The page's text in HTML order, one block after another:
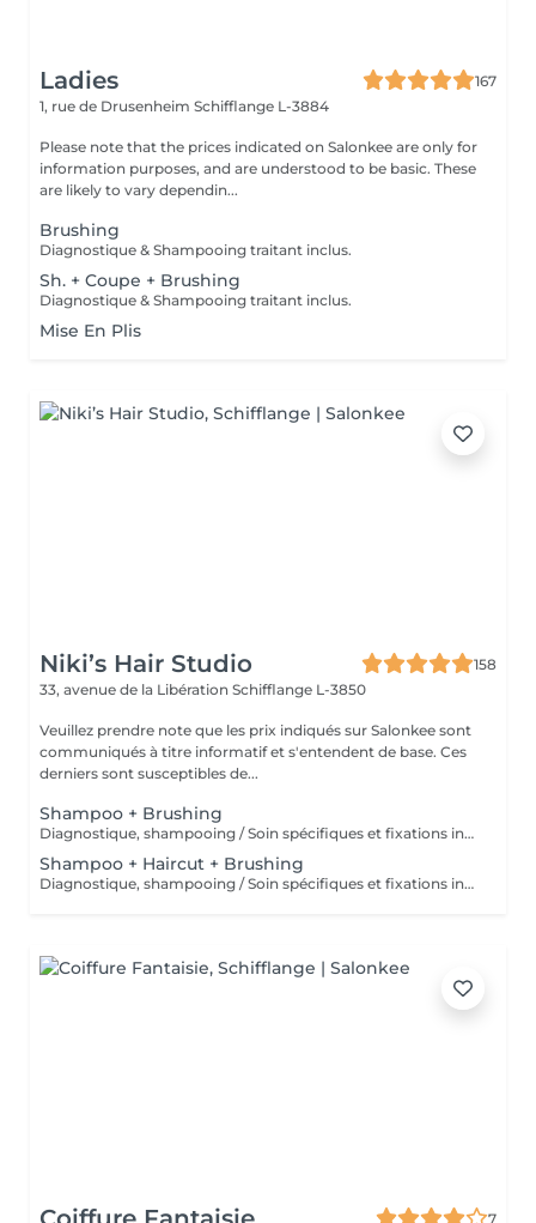
Ladies
167
1, rue de Drusenheim Schifflange L-3884
Please note that the prices indicated on Salonkee are only for
information purposes, and are understood to be basic. These
are likely to vary dependin...
Brushing
Diagnostique & Shampooing traitant inclus.
Sh. + Coupe + Brushing
Diagnostique & Shampooing traitant inclus.
Mise En Plis
Niki’s Hair Studio
158
33, avenue de la Libération Schifflange L-3850
Veuillez prendre note que les prix indiqués sur Salonkee sont
communiqués à titre informatif et s'entendent de base. Ces
derniers sont susceptibles de...
Shampoo + Brushing
Diagnostique, shampooing / Soin spécifiques et fixations inclus
Shampoo + Haircut + Brushing
Diagnostique, shampooing / Soin spécifiques et fixations inclus
7